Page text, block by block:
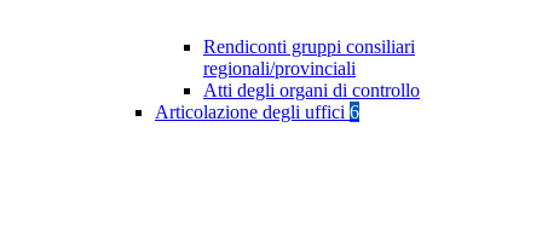
Rendiconti gruppi consiliari
regionali/provinciali
Atti degli organi di controllo
Articolazione degli uffici 6